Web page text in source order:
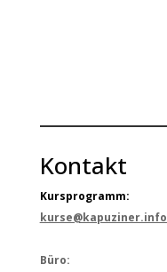
Kontakt
Kursprogramm:
kurse@kapuziner.info
Büro: